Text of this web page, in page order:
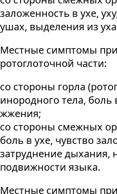
заложенность в ухе,
ушах, выделения из
Местные симптомы
ротоглоточной части:
со стороны горла
инородного тела, боль
жжения;
со стороны смежных
боль в ухе, чувство
затруднение дыхания,
подвижности языка.
Местные симптомы